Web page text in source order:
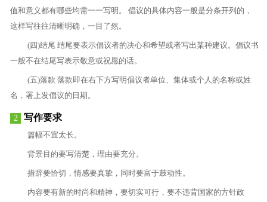
值和意义都有哪些均需一一写明。 倡议的具体内容一般是分条开列的，
这样写往往清晰明确，一目了然。
(四)结尾 结尾要表示倡议者的决心和希望或者写出某种建议。倡议书
一般不在结尾写表示敬意或祝愿的话。
(五)落款 落款即在右下方写明倡议者单位、集体或个人的名称或姓
名，署上发倡议的日期。
2 写作要求
篇幅不宜太长。
背景目的要写清楚，理由要充分。
措辞要恰切，情感要真挚，同时要富于鼓动性。
内容要有新的时尚和精神，要切实可行，要不违背国家的方针政